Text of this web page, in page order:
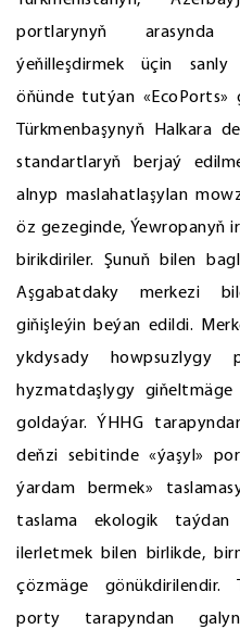
portlarynyň arasynda
ýeňilleşdirmek üçin
öňünde tutýan «EcоPorts»
Türkmenbaşynyň Halkara
standartlaryň berjaý
alnyp maslahatlaşylan
öz gezeginde, Ýewropanyň
birikdiriler. Şunuň bilen
Aşgabatdaky merkezi
giňişleýin beýan edildi.
ykdysady howpsuzlygy
hyzmatdaşlygy giňeltmäge
goldaýar. ÝHHG
deňzi sebitinde «ýaşyl»
ýardam bermek»
taslama ekologik taýdan
ilerletmek bilen birlikde,
çözmäge gönükdirilendir.
porty tarapyndan